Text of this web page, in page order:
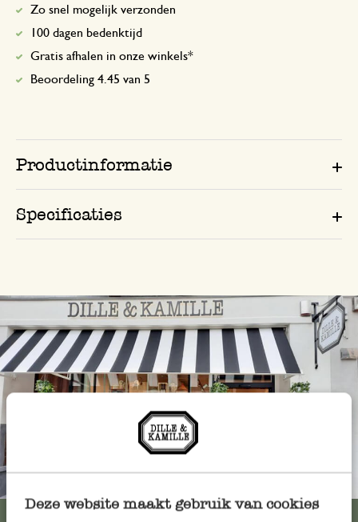
Deze website maakt gebruik van cookies
Zo snel mogelijk verzonden
100 dagen bedenktijd
Gratis afhalen in onze winkels*
Beoordeling 4.45 van 5
Productinformatie
Specificaties